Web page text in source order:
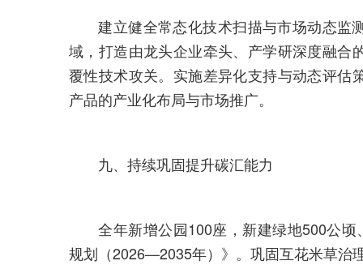
建立健全常态化技术扫描与市场动态监
域，打造由龙头企业牵头、产学研深度融合
覆性技术攻关。实施差异化支持与动态评估
产品的产业化布局与市场推广。
九、持续巩固提升碳汇能力
全年新增公园100座，新建绿地500公顷
规划（2026—2035年）》。巩固互花米草治